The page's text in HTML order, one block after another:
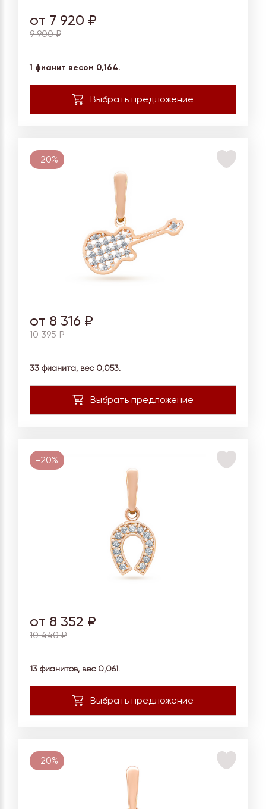
от 7 920 ₽
9 900 ₽
1 фианит весом 0,164.
-20%
от 8 316 ₽
10 395 ₽
33 фианита, вес 0,053.
-20%
от 8 352 ₽
10 440 ₽
13 фианитов, вес 0,061.
-20%